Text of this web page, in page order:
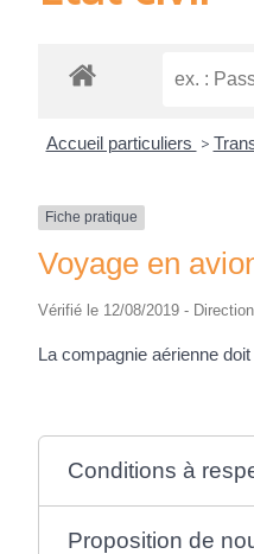
Accueil particuliers >
Fiche pratique
Voyage en
Vérifié le 12/08/2019 -
La compagnie aérienne
Conditions à
Proposition de